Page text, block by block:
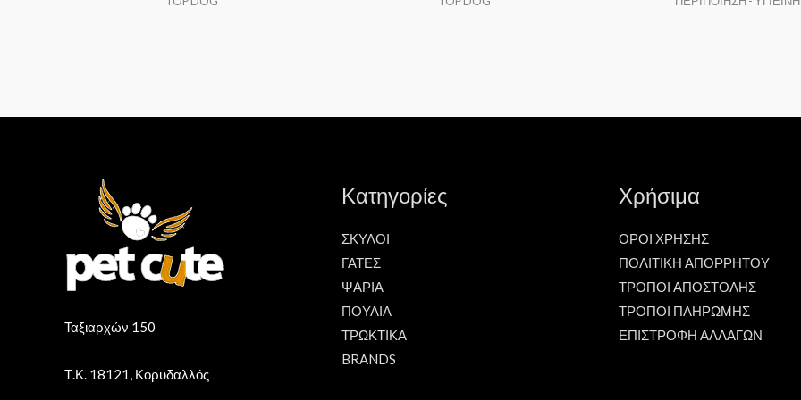
Ταξιαρχών 150
Τ.Κ. 18121, Κορυδαλλός
Κατηγορίες
ΣΚΥΛΟΙ
ΓΑΤΕΣ
ΨΑΡΙΑ
ΠΟΥΛΙΑ
ΤΡΩΚΤΙΚΑ
BRANDS
Χρήσιμα
ΟΡΟΙ ΧΡΗΣΗΣ
ΠΟΛΙΤΙΚΗ ΑΠΟΡΡΗΤΟΥ
ΤΡΟΠΟΙ ΑΠΟΣΤΟΛΗΣ
ΤΡΟΠΟΙ ΠΛΗΡΩΜΗΣ
ΕΠΙΣΤΡΟΦΗ ΑΛΛΑΓΩΝ